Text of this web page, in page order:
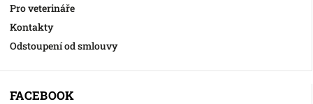
Pro veterináře
Kontakty
Odstoupení od smlouvy
FACEBOOK